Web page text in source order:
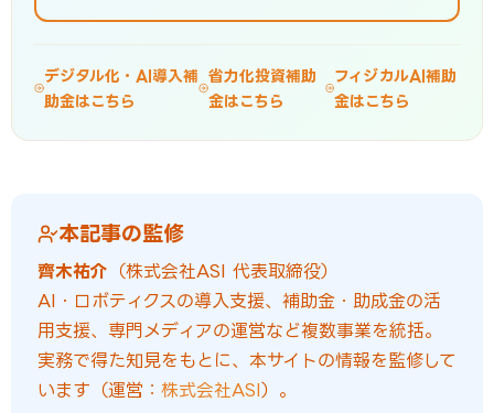
デジタル化・AI導入補
助金はこちら
省力化投資補助
金はこちら
フィジカルAI補助
金はこちら
本記事の監修
齊木祐介 （株式会社ASI 代表取締役）
AI・ロボティクスの導入支援、補助金・助成金の活
用支援、専門メディアの運営など複数事業を統括。
実務で得た知見をもとに、本サイトの情報を監修して
います（運営： 株式会社ASI）。